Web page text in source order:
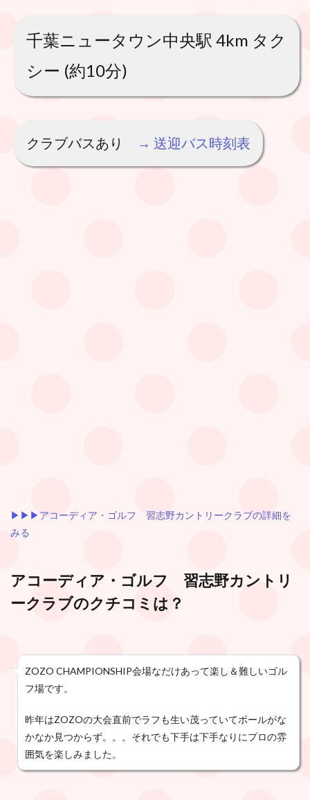
千葉ニュータウン中央駅 4km タク
シー (約10分)
クラブバスあり → 送迎バス時刻表
▶︎▶︎▶︎アコーディア・ゴルフ 習志野カントリークラブの詳細を
みる
アコーディア・ゴルフ 習志野カントリ
ークラブのクチコミは？
ZOZO CHAMPIONSHIP会場なだけあって楽し＆難しいゴル
フ場です。
昨年はZOZOの大会直前でラフも生い茂っていてボールがな
かなか見つからず。。。それでも下手は下手なりにプロの雰
囲気を楽しみました。